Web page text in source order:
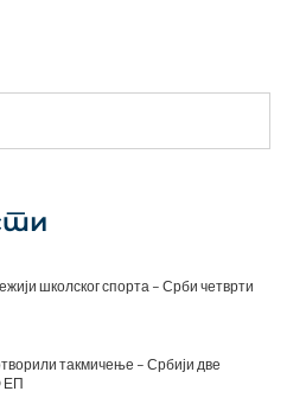
школског спорта – Срби четврти
такмичење – Србији две
ЕП